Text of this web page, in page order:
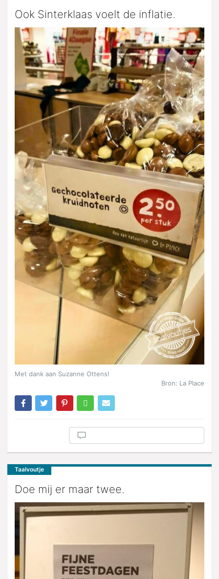
Ook Sinterklaas voelt de inflatie.
Met dank aan Suzanne Ottens!
Bron: La Place
Taalvoutje
Doe mij er maar twee.